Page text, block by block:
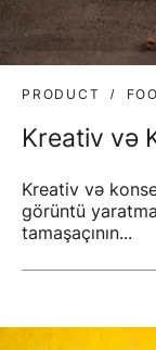
PRODUCT
Kreativ və
Kreativ və
görüntü
tamaşaçının...